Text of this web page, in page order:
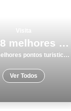
Os 18 melhores pontos turisticos para visitar em GuimarÃ£es
Os 18 melhores pontos turisticos para visitar em GuimarÃ£es
Ver Todos